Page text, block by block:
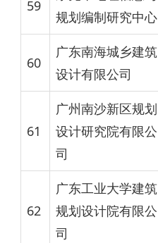
59
规划编制研究中心
60
广东南海城乡建筑
设计有限公司
61
广州南沙新区规划
设计研究院有限公
司
62
广东工业大学建筑
规划设计院有限公
司